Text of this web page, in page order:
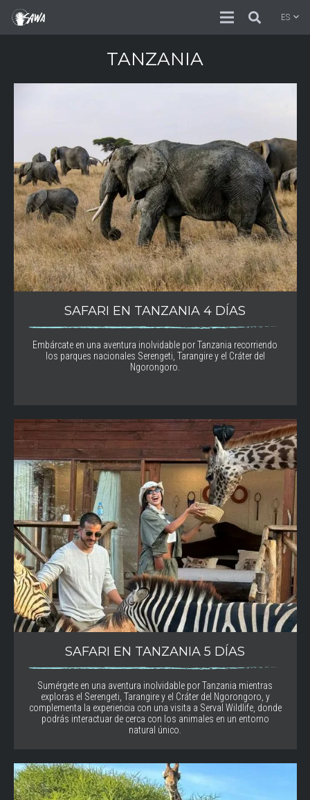
ES
TANZANIA
SAFARI EN TANZANIA 4 DÍAS
Embárcate en una aventura inolvidable por Tanzania recorriendo
los parques nacionales Serengeti, Tarangire y el Cráter del
Ngorongoro.
SAFARI EN TANZANIA 5 DÍAS
Sumérgete en una aventura inolvidable por Tanzania mientras
exploras el Serengeti, Tarangire y el Cráter del Ngorongoro, y
complementa la experiencia con una visita a Serval Wildlife, donde
podrás interactuar de cerca con los animales en un entorno
natural único.